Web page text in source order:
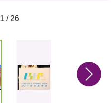
1 / 26